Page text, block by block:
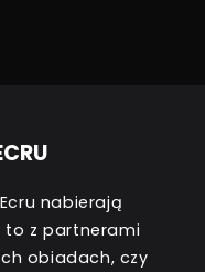
nabierają
z partnerami
obiadach, czy